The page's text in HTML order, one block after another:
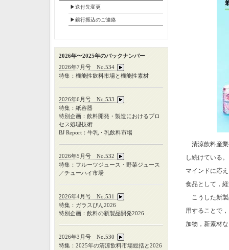
清涼飲料産業
し続けている
マインドに応
食品として，
こうした新製
用することで
加物，新素材
▶送付先変更
▶︎銀行振込のご連絡
2026年〜2025年のバックナンバー
2026年7月号 No.534
特集：機能性飲料市場と機能性素材
2026年6月号 No.533
特集：紙容器
特別企画：飲料開発・製造におけるプロ
セス処理技術
BJ Report：牛乳・乳飲料市場
2026年5月号 No.532
特集：フルーツジュース・野菜ジュース
／チューハイ市場
2026年4月号 No.531
特集：ガラスびん2026
特別企画：飲料の新製品開発2026
2026年3月号 No.530
特集：2025年の清涼飲料市場総括と2026